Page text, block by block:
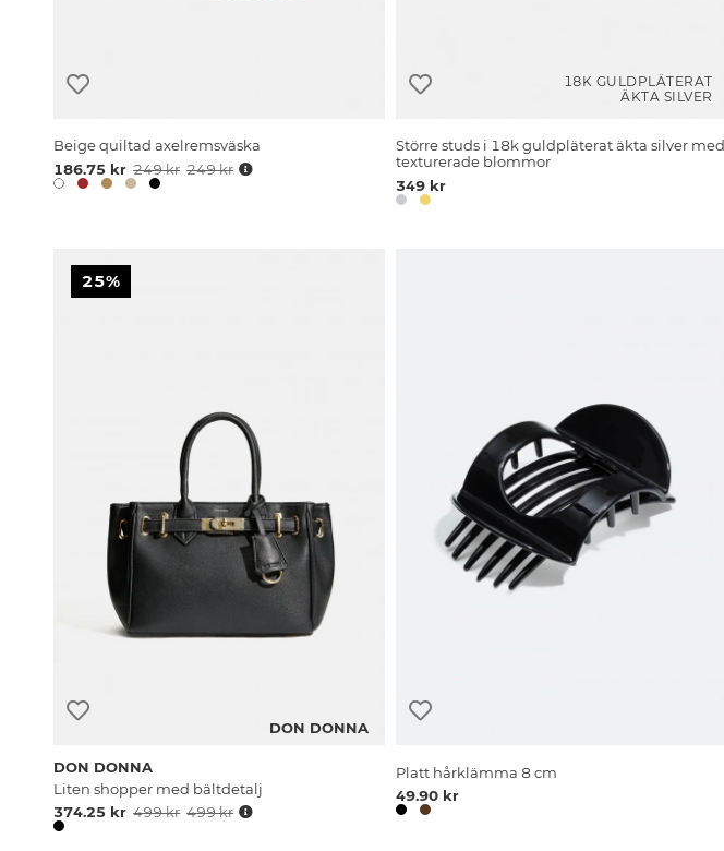
Beige quiltad axelremsväska
186.75 kr 249 kr 249 kr
18K GULDPLÄTERAT
ÄKTA SILVER
Större studs i 18k guldpläterat äkta silver med
texturerade blommor
349 kr
25%
DON DONNA
DON DONNA
Liten shopper med bältdetalj
374.25 kr 499 kr 499 kr
Platt hårklämma 8 cm
49.90 kr